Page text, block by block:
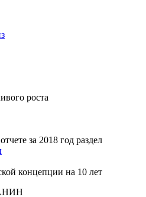
роста
за 2018 год раздел
концепции на 10 лет